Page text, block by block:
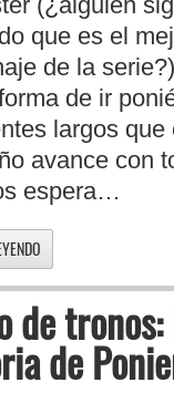
que es el
de la
de ir
largos que
avance con
espera…
de tronos:
de